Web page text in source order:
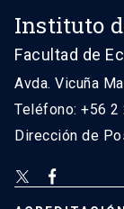
Instituto
Facultad de
Avda. Vicuña
Teléfono: +56 2
Dirección de